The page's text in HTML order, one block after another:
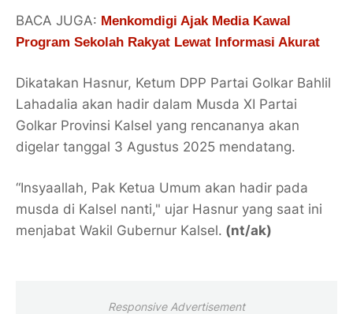
BACA JUGA: Menkomdigi Ajak Media Kawal
Program Sekolah Rakyat Lewat Informasi Akurat
Dikatakan Hasnur, Ketum DPP Partai Golkar Bahlil
Lahadalia akan hadir dalam Musda XI Partai
Golkar Provinsi Kalsel yang rencananya akan
digelar tanggal 3 Agustus 2025 mendatang.
“Insyaallah, Pak Ketua Umum akan hadir pada
musda di Kalsel nanti," ujar Hasnur yang saat ini
menjabat Wakil Gubernur Kalsel. (nt/ak)
Responsive Advertisement